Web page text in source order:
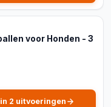
voor Honden - 3
2 uitvoeringen